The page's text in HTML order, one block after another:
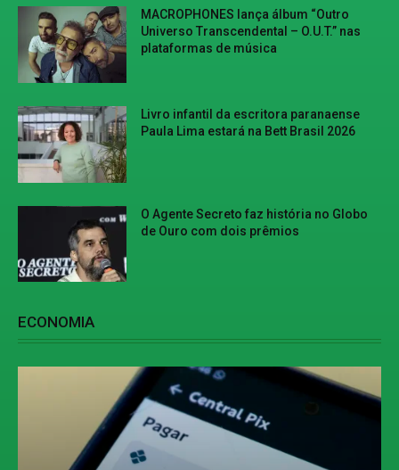
MACROPHONES lança álbum “Outro
Universo Transcendental – O.U.T.” nas
plataformas de música
Livro infantil da escritora paranaense
Paula Lima estará na Bett Brasil 2026
O Agente Secreto faz história no Globo
de Ouro com dois prêmios
ECONOMIA